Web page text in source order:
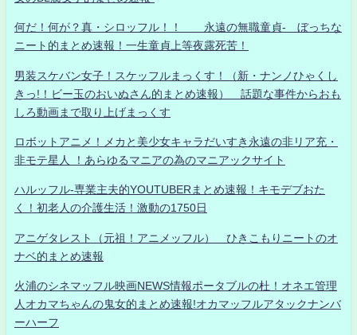
何だ！何が？真・シロッフル！！ 永遠の無職童貞- ぼっちな
ニート的まとめ速報！一生童貞上等夜露死苦！
男装スケバン女子！スケッフルまっくす！（新・ナンノひゃくし
きっ!！ビー玉のおいぬさん的まとめ速報） 話題な事件からおも
しろ動画まで取り上げまっくす
ロボットアニメ！メカと美少女キャラだいすき永遠の非リア充・
非モテ星人 ！あらゆるマニアの為のマニアックサイト
ハルッフル-専業主夫的YOUTUBERまとめ速報！キモデブおた
く！初老人の介護生活！激動の1750日
アニゲタレスト（元祖！アニメッフル） ひきこもりニートのオ
ナベ的まとめ速報
火浦のシネマッフル映画NEWS情報ポータブルの杜！オネエ管理
人オカマちゃんの鬼女的まとめ速報!オカマッフルアタックナンバ
ーハーフ